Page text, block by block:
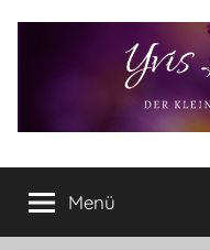
Yvis
Lifestyle
Lifestyle
Blog
Menü